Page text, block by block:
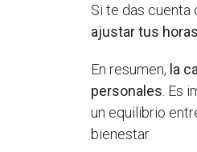
Si te das cuenta
ajustar tus
En resumen, la
personales . Es
un equilibrio
bienestar.